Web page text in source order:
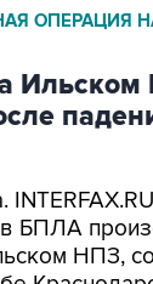
ОПЕРАЦИЯ
БПЛА
НПЗ,